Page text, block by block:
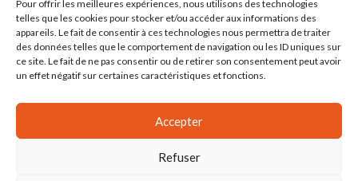
Pour offrir les meilleures expériences, nous utilisons des technologies
telles que les cookies pour stocker et/ou accéder aux informations des
appareils. Le fait de consentir à ces technologies nous permettra de traiter
des données telles que le comportement de navigation ou les ID uniques sur
ce site. Le fait de ne pas consentir ou de retirer son consentement peut avoir
un effet négatif sur certaines caractéristiques et fonctions.
Accepter
Refuser
NOS HORAIRES
Lun : 7h30/17h30
Mar : 7h30/17h30
Mer : 7h30/17h30